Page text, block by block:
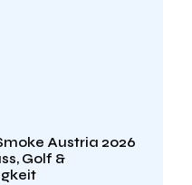
Austria 2026
Golf &